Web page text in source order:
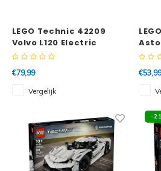
LEGO Technic 42209
Volvo L120 Electric
Wiellader
€79,99
Vergelijk
€53,99
-